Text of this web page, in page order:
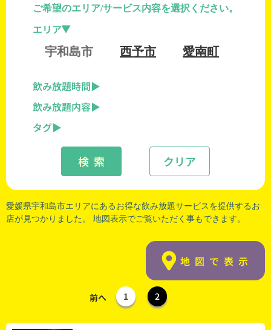
ご希望のエリア/サービス内容を選択ください。
エリア
宇和島市 西予市 愛南町
飲み放題時間
飲み放題内容
タグ
クリア
検 索
愛媛県宇和島市エリアにあるお得な飲み放題サービスを提供するお
店が見つかりました。 地図表示でご覧いただく事もできます。
地図で表示
前へ 1 2